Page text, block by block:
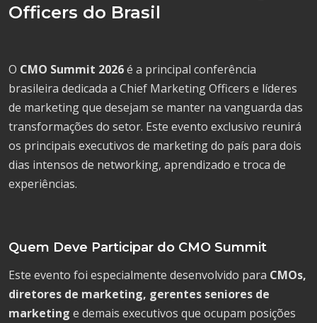
Officers do Brasil
O CMO Summit 2026é a principal conferência
brasileira dedicada a Chief Marketing Officers e líderes
de marketing que desejam se manter na vanguarda das
transformações do setor. Este evento exclusivo reunirá
os principais executivos de marketing do país para dois
dias intensos de networking, aprendizado e troca de
experiências.
Quem Deve Participar do CMO Summit
Este evento foi especialmente desenvolvido para CMOs,
diretores de marketing, gerentes seniores de
marketing e demais executivos que ocupam posições